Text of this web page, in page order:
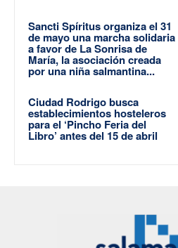
Sancti Spíritus organiza el 31
de mayo una marcha solidaria
a favor de La Sonrisa de
María, la asociación creada
por una niña salmantina...
Ciudad Rodrigo busca
establecimientos hosteleros
para el ‘Pincho Feria del
Libro’ antes del 15 de abril